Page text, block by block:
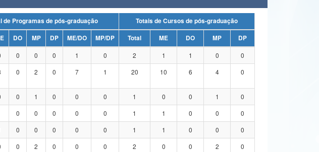
Total de Programas de pós-graduação
Totais de Cursos de pós-graduação
DO MP DP ME/DO MP/DP Total ME DO MP
DP
0 0 0 1 0 2 1 1 0
0
0 2 0 7 1 20 10 6 4 0
0 1 0 0 0 1 0 0 1
0
0 0 0 0 0 1 1 0 0
0
0 0 0 0 0 1 1 0 0
0
0 2 0 0 0 2 0 0 2
0